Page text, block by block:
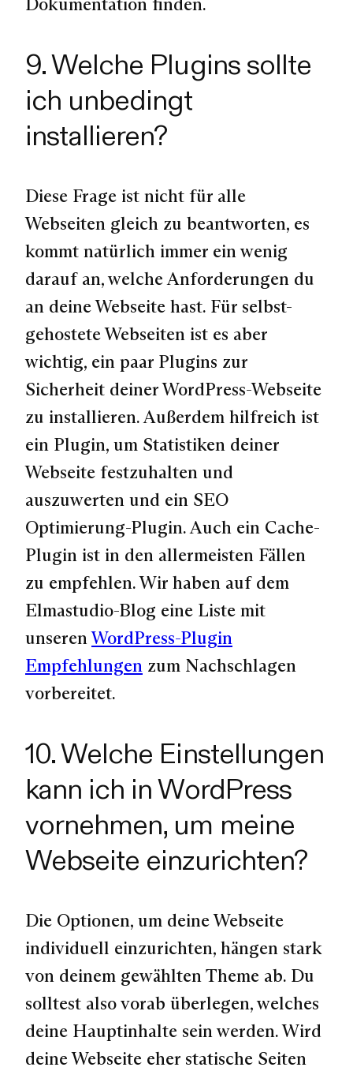
9. Welche Plugins sollte
ich unbedingt
installieren?
Diese Frage ist nicht für alle
Webseiten gleich zu beantworten, es
kommt natürlich immer ein wenig
darauf an, welche Anforderungen du
an deine Webseite hast. Für selbst-
gehostete Webseiten ist es aber
wichtig, ein paar Plugins zur
Sicherheit deiner WordPress-Webseite
zu installieren. Außerdem hilfreich ist
ein Plugin, um Statistiken deiner
Webseite festzuhalten und
auszuwerten und ein SEO
Optimierung-Plugin. Auch ein Cache-
Plugin ist in den allermeisten Fällen
zu empfehlen. Wir haben auf dem
Elmastudio-Blog eine Liste mit
unserenWordPress-Plugin
Empfehlungen zum Nachschlagen
vorbereitet.
10. Welche Einstellungen
kann ich in WordPress
vornehmen, um meine
Webseite einzurichten?
Die Optionen, um deine Webseite
individuell einzurichten, hängen stark
von deinem gewählten Theme ab. Du
solltest also vorab überlegen, welches
deine Hauptinhalte sein werden. Wird
deine Webseite eher statische Seiten